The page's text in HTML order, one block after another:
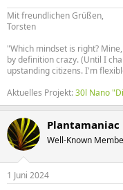
Mit freundlichen Grüßen,
Torsten
"Which mindset is right?
by definition crazy. (Until I
upstanding citizens. I'm
Aktuelles Projekt:30l Nano
Plantamaniac
Well-Known
1 Juni 2024